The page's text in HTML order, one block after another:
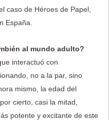
caso de Héroes de Papel,
España.
al mundo adulto?
interactuó con
no a la par, sino
mismo, la edad del
cierto, casi la mitad,
potente y excitante de este